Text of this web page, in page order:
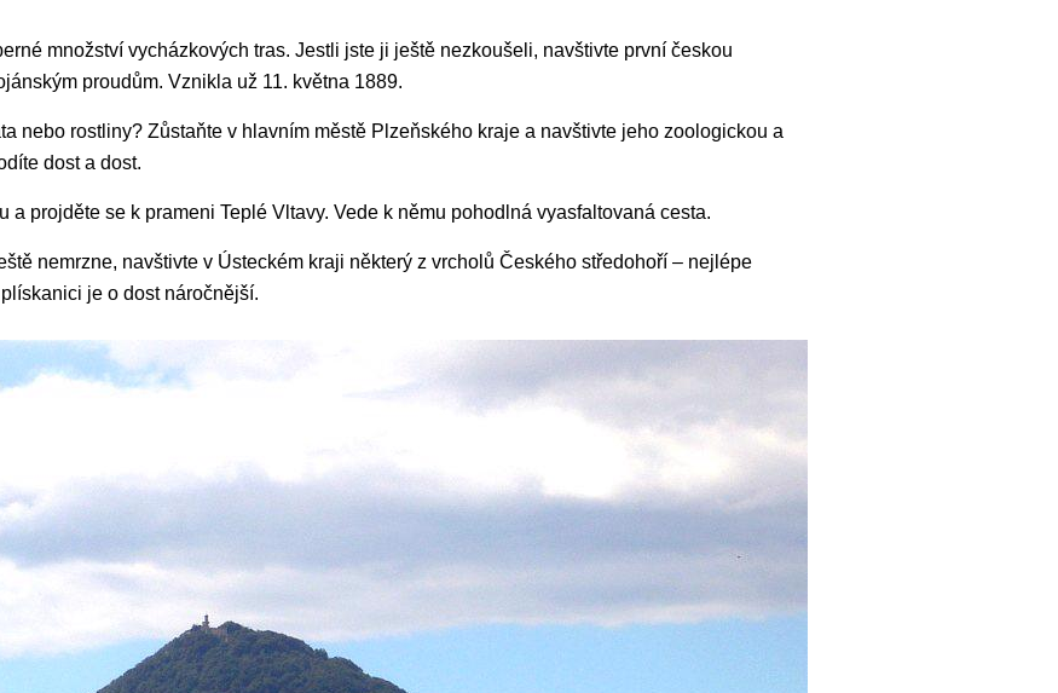
množství vycházkových tras. Jestli jste ji ještě nezkoušeli, navštivte první českou
proudům. Vznikla už 11. května 1889.
nebo rostliny? Zůstaňte v hlavním městě Plzeňského kraje a navštivte jeho zoologickou a
dost a dost.
a projděte se k prameni Teplé Vltavy. Vede k němu pohodlná vyasfaltovaná cesta.
nemrzne, navštivte v Ústeckém kraji některý z vrcholů Českého středohoří – nejlépe
je o dost náročnější.